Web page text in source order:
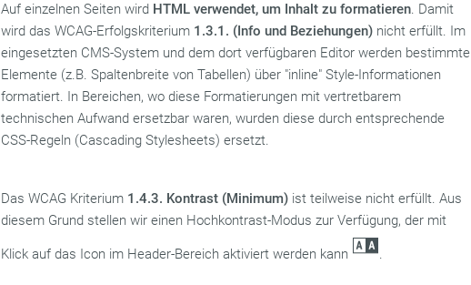
Auf einzelnen Seiten wird HTML verwendet, um Inhalt zu formatieren. Damit
wird das WCAG-Erfolgskriterium 1.3.1. (Info und Beziehungen) nicht erfüllt. Im
eingesetzten CMS-System und dem dort verfügbaren Editor werden bestimmte
Elemente (z.B. Spaltenbreite von Tabellen) über "inline" Style-Informationen
formatiert. In Bereichen, wo diese Formatierungen mit vertretbarem
technischen Aufwand ersetzbar waren, wurden diese durch entsprechende
CSS-Regeln (Cascading Stylesheets) ersetzt.
Das WCAG Kriterium 1.4.3. Kontrast (Minimum) ist teilweise nicht erfüllt. Aus
diesem Grund stellen wir einen Hochkontrast-Modus zur Verfügung, der mit
Klick auf das Icon im Header-Bereich aktiviert werden kann .